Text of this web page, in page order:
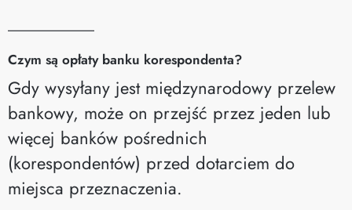
Czym są opłaty banku korespondenta?
Gdy wysyłany jest międzynarodowy przelew
bankowy, może on przejść przez jeden lub
więcej banków pośrednich
(korespondentów) przed dotarciem do
miejsca przeznaczenia.